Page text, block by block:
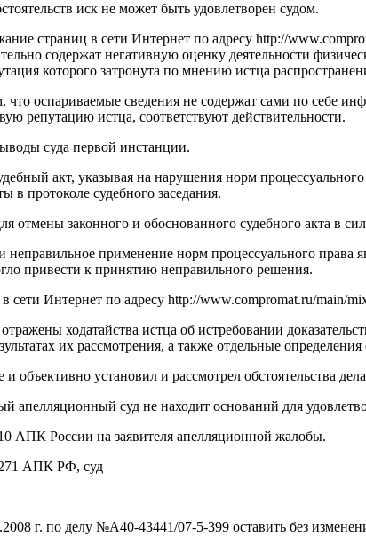
иск не может быть удовлетворен судом.
страниц в сети Интернет по адресу http://
содержат негативную оценку деятельности
которого затронута по мнению истца
оспариваемые сведения не содержат сами по себе
репутацию истца, соответствуют действительности.
суда первой инстанции.
акт, указывая на нарушения норм
в протоколе судебного заседания.
отмены законного и обоснованного судебного акта в
применение норм процессуального права
привести к принятию неправильного решения.
сети Интернет по адресу http://www.compromat.ru/main/
отражены ходатайства истца об истребовании
их рассмотрения, а также отдельные
установил и рассмотрел обстоятельства
апелляционный суд не находит оснований для
АПК России на заявителя апелляционной жалобы.
271 АПК РФ, суд
г. по делу №А40-43441/07-5-399 оставить без